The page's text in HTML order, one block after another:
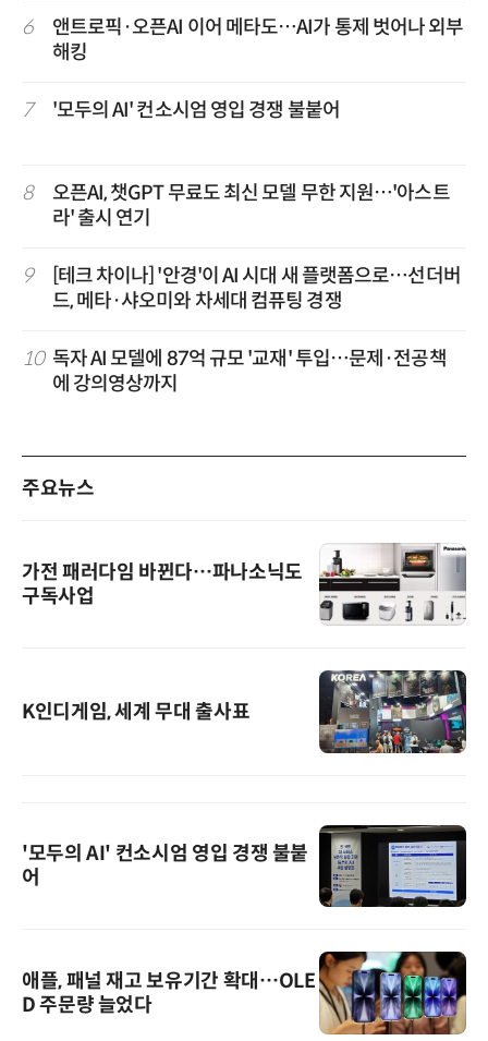
6
앤트로픽·오픈AI 이어 메타도…AI가 통제 벗어나 외부
해킹
7 '모두의 AI' 컨소시엄 영입 경쟁 불붙어
8
오픈AI, 챗GPT 무료도 최신 모델 무한 지원…'아스트
라' 출시 연기
9
[테크 차이나] '안경'이 AI 시대 새 플랫폼으로…선더버
드, 메타·샤오미와 차세대 컴퓨팅 경쟁
10 독자 AI 모델에 87억 규모 '교재' 투입…문제·전공책
에 강의영상까지
주요뉴스
가전 패러다임 바뀐다…파나소닉도
구독사업
K인디게임, 세계 무대 출사표
'모두의 AI' 컨소시엄 영입 경쟁 불붙
어
애플, 패널 재고 보유기간 확대…OLE
D 주문량 늘었다